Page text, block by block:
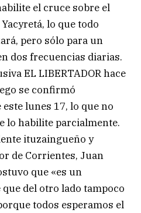
el cruce sobre el
lo que todo
pero sólo para un
dos frecuencias diarias.
EL LIBERTADOR hace
se confirmó
lunes 17, lo que no
lo habilite parcialmente.
ituzaingueño y
de Corrientes, Juan
que «es un
del otro lado tampoco
todos esperamos el